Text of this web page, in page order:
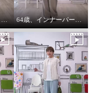
チュールアクセントパーカー64歳カジュアル大好きが推し！ 64歳、インナーパーカーは必需品です。